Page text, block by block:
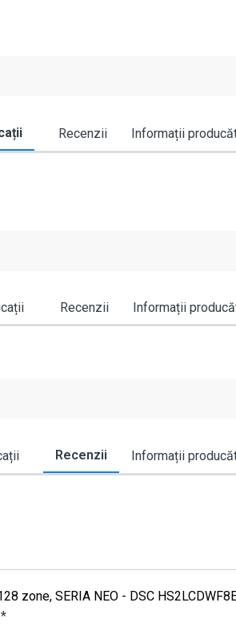
Recenzii Informații
Recenzii Informații
Recenzii Informații
zone, SERIA NEO - DSC
*